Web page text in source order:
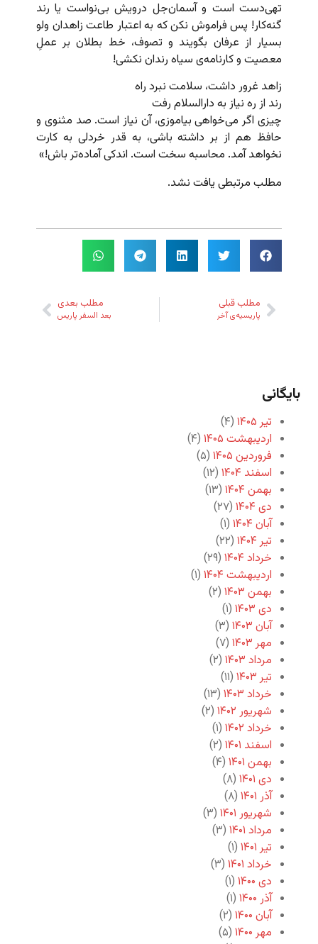
تهی‌دست است و آسمان‌جل درویش بی‌نواست یا رند
گنه‌کار! پس فراموش نکن که به اعتبار طاعت زاهدان ولو
بسیار از عرفان بگویند و تصوف، خط بطلان بر عمل‌ِ
معصیت و کارنامه‌ی سیاه رندان نکشی!
زاهد غرور داشت، سلامت نبرد راه
رند از ره نیاز به دارالسلام رفت
چیزی اگر می‌خواهی بیاموزی، آن نیاز است. صد مثنوی و
حافظ هم از بر داشته باشی، به قدر خردلی به کارت
نخواهد آمد. محاسبه سخت است. اندکی آماده‌تر باش!»
مطلب مرتبطی یافت نشد.
مطلب قبلی
پاریسیه‌ی آخر
مطلب بعدی
بعد السفر پاریس
بایگانی
تیر ۱۴۰۵
(۴)
اردیبهشت ۱۴۰۵
(۴)
فروردین ۱۴۰۵
(۵)
اسفند ۱۴۰۴
(۱۲)
بهمن ۱۴۰۴
(۱۳)
دی ۱۴۰۴
(۲۷)
آبان ۱۴۰۴
(۱)
تیر ۱۴۰۴
(۲۲)
خرداد ۱۴۰۴
(۲۹)
اردیبهشت ۱۴۰۴
(۱)
بهمن ۱۴۰۳
(۲)
دی ۱۴۰۳
(۱)
آبان ۱۴۰۳
(۳)
مهر ۱۴۰۳
(۷)
مرداد ۱۴۰۳
(۲)
تیر ۱۴۰۳
(۱۱)
خرداد ۱۴۰۳
(۱۳)
شهریور ۱۴۰۲
(۲)
خرداد ۱۴۰۲
(۱)
اسفند ۱۴۰۱
(۲)
بهمن ۱۴۰۱
(۴)
دی ۱۴۰۱
(۸)
آذر ۱۴۰۱
(۸)
شهریور ۱۴۰۱
(۳)
مرداد ۱۴۰۱
(۳)
تیر ۱۴۰۱
(۱)
خرداد ۱۴۰۱
(۳)
دی ۱۴۰۰
(۱)
آذر ۱۴۰۰
(۱)
آبان ۱۴۰۰
(۲)
مهر ۱۴۰۰
(۵)